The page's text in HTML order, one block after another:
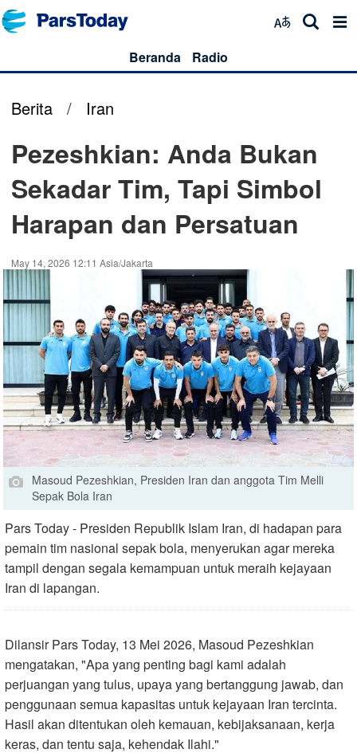
Beranda Radio
Berita / Iran
Pezeshkian: Anda Bukan
Sekadar Tim, Tapi Simbol
Harapan dan Persatuan
May 14, 2026 12:11 Asia/Jakarta
Masoud Pezeshkian, Presiden Iran dan anggota Tim Melli
Sepak Bola Iran
Pars Today - Presiden Republik Islam Iran, di hadapan para
pemain tim nasional sepak bola, menyerukan agar mereka
tampil dengan segala kemampuan untuk meraih kejayaan
Iran di lapangan.
Dilansir Pars Today, 13 Mei 2026, Masoud Pezeshkian
mengatakan, "Apa yang penting bagi kami adalah
perjuangan yang tulus, upaya yang bertanggung jawab, dan
penggunaan semua kapasitas untuk kejayaan Iran tercinta.
Hasil akan ditentukan oleh kemauan, kebijaksanaan, kerja
keras, dan tentu saja, kehendak Ilahi."